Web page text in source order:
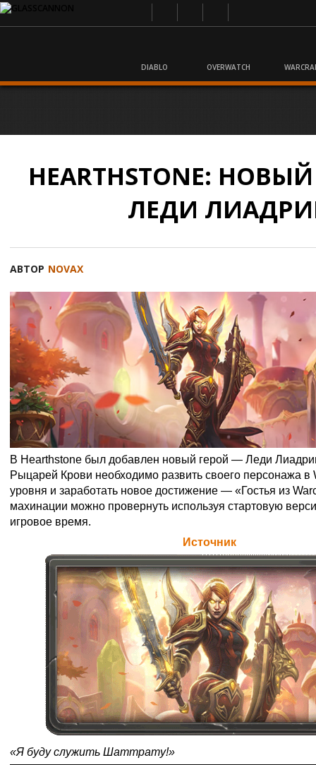
DIABLO OVERWATCH
HEARTHSTONE:
ЛЕДИ
АВТОР NOVAX
В Hearthstone был добавлен новый герой — Леди
Рыцарей Крови необходимо развить своего персонажа в
уровня и заработать новое достижение — «Гостья из
махинации можно провернуть используя стартовую
игровое время.
Источник
«Я буду служить Шаттрату!»